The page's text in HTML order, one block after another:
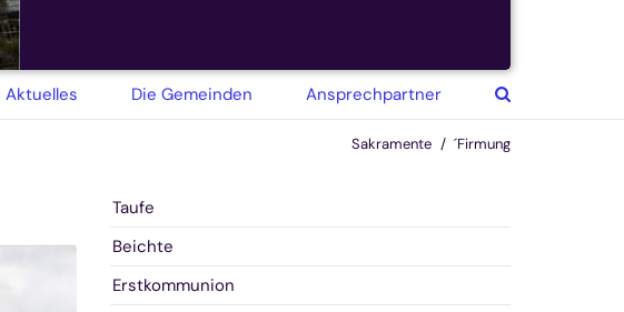
Aktuelles Die Gemeinden Ansprechpartner
Sakramente ´Firmung
Taufe
Beichte
Erstkommunion